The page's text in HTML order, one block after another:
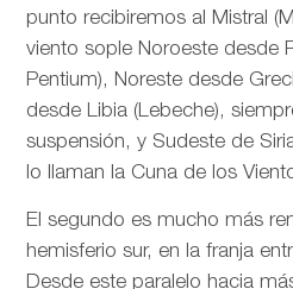
punto recibiremos al Mistral
viento sople Noroeste desde
Pentium), Noreste desde
desde Libia (Lebeche),
suspensión, y Sudeste de
lo llaman la Cuna de los
El segundo es mucho más
hemisferio sur, en la franja
Desde este paralelo hacia